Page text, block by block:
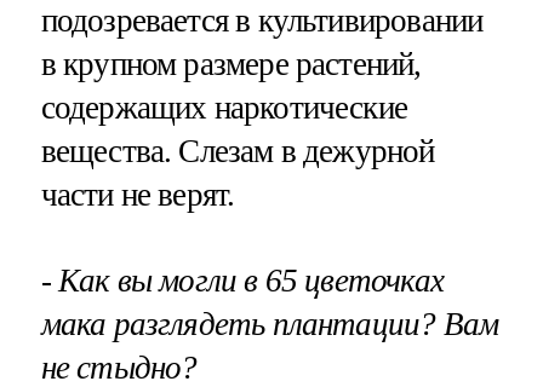
подозревается в культивировании
в крупном размере растений,
содержащих наркотические
вещества. Слезам в дежурной
части не верят.
- Как вы могли в 65 цветочках
мака разглядеть плантации? Вам
не стыдно?